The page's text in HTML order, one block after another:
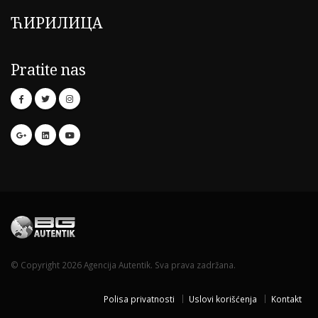
ЋИРИЛИЦА
Pratite nas
© Copyright 2026 Agencija Autentik. Sva prava zadržana.
Polisa privatnosti Uslovi korišćenja Kontakt